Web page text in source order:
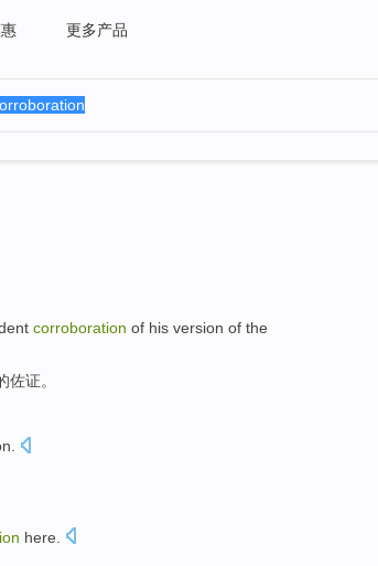
更多产品
corroboration of his version of the
佐证。
here.